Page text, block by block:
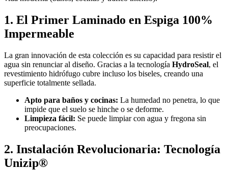
1. El Primer Laminado en Espiga 100%
Impermeable
La gran innovación de esta colección es su capacidad para resistir el
agua sin renunciar al diseño. Gracias a la tecnología HydroSeal, el
revestimiento hidrófugo cubre incluso los biseles, creando una
superficie totalmente sellada.
Apto para baños y cocinas: La humedad no penetra, lo que
impide que el suelo se hinche o se deforme.
Limpieza fácil: Se puede limpiar con agua y fregona sin
preocupaciones.
2. Instalación Revolucionaria: Tecnología
Unizip®